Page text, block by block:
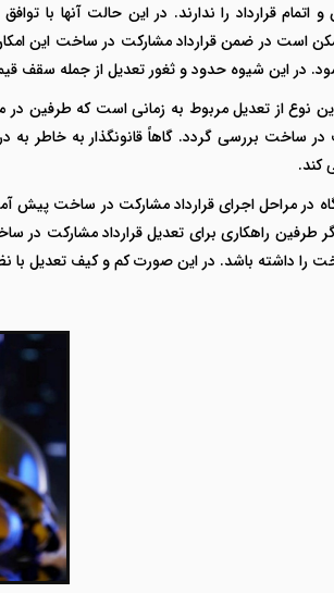
اتمام قرارداد را ندارند. در این حالت آنها با
است در ضمن قرارداد مشارکت در ساخت این
در این شیوه حدود و ثغور تعدیل از جمله سقف
نوع از تعدیل مربوط به زمانی است که طرفین
در ساخت بررسی گردد. گاهاً قانونگذار به
کند.
در مراحل اجرای قرارداد مشارکت در ساخت پیش
طرفین راهکاری برای تعدیل قرارداد مشارکت در
را داشته باشد. در این صورت کم و کیف تعدیل با